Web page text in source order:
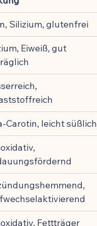
Silizium, glutenfrei
Eiweiß, gut
Carotin, leicht süßlich
Fettträger